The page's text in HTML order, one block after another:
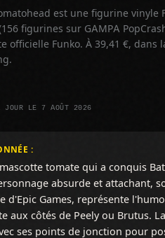
est une figurine vinyle
figurines sur GAMPA
officielle Funko. À 39,41 €, dans
JOUR LE 7 AOÛT 2026
:
tomate qui a conquis
absurde et attachant,
d'Epic Games, représente
aux côtés de Peely ou Brutus.
ses points de jonction pour